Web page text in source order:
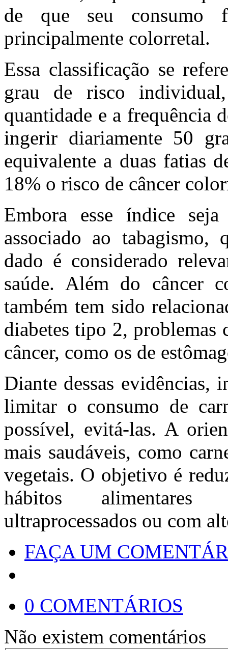
de que seu consumo
principalmente colorretal.
Essa classificação se
grau de risco
quantidade e a frequência
ingerir diariamente 50
equivalente a duas fatias
18% o risco de câncer
Embora esse índice
associado ao tabagismo,
dado é considerado
saúde. Além do câncer
também tem sido
diabetes tipo 2, problemas
câncer, como os de
Diante dessas evidências,
limitar o consumo de
possível, evitá-las. A
mais saudáveis, como
vegetais. O objetivo é
hábitos
ultraprocessados ou com
FAÇA UM
0 COMENTÁRIOS
Não existem comentários